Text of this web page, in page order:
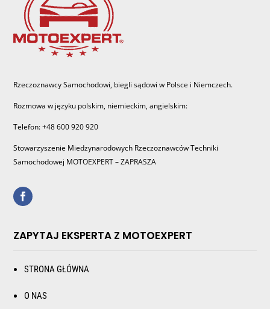
Rzeczoznawcy Samochodowi, biegli sądowi w Polsce i Niemczech.
Rozmowa w języku polskim, niemieckim, angielskim:
Telefon: +48 600 920 920
Stowarzyszenie Miedzynarodowych Rzeczoznawców Techniki
Samochodowej MOTOEXPERT – ZAPRASZA
ZAPYTAJ EKSPERTA Z MOTOEXPERT
STRONA GŁÓWNA
O NAS